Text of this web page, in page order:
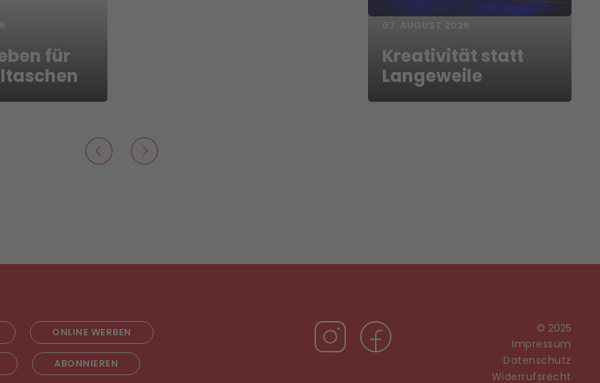
für
Kreativität statt
Langeweile
ONLINE WERBEN
ABONNIEREN
© 2025
Impressum
Datenschutz
Widerrufsrecht